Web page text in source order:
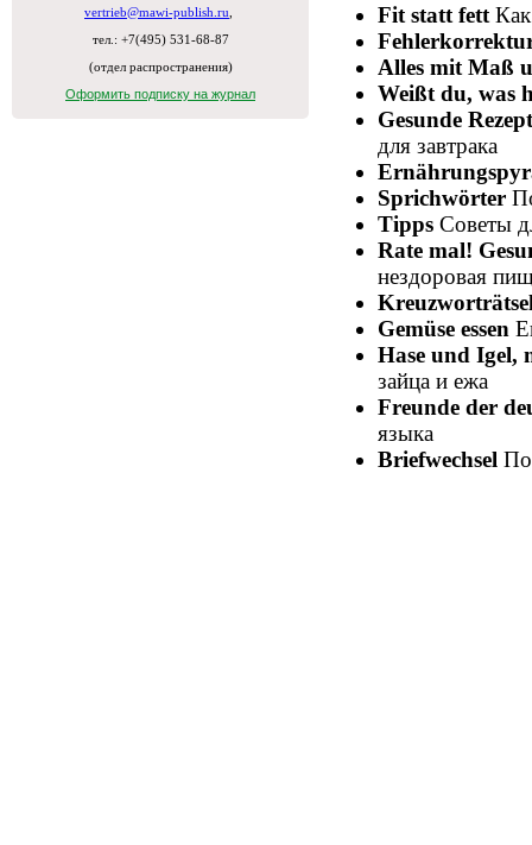
vertrieb@mawi-publish.ru
тел.: +7(495) 531-68-87
(отдел распространения)
Оформить подписку на журнал
Fit statt fett
Alles mit Maß
Weißt du, was
Gesunde
для завтрака
Sprichwörter
Tipps Советы
Rate mal!
нездоровая
Gemüse essen
Hase und Igel,
зайца и ежа
Freunde der
языка
Briefwechsel